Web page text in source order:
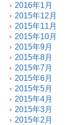
2016年1月
2015年12月
2015年11月
2015年10月
2015年9月
2015年8月
2015年7月
2015年6月
2015年5月
2015年4月
2015年3月
2015年2月